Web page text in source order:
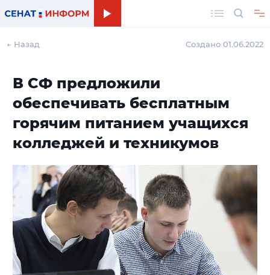
← Назад Создано 01.06.2022
В СФ предложили
обеспечивать бесплатным
горячим питанием учащихся
колледжей и техникумов